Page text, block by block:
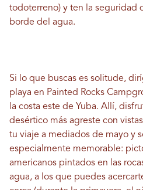
todoterreno) y ten la seguridad
borde del agua.
Si lo que buscas es solitude,
playa en Painted Rocks
la costa este de Yuba. Allí,
desértico más agreste con
tu viaje a mediados de mayo y
especialmente memorable:
americanos pintados en las
agua, a los que puedes